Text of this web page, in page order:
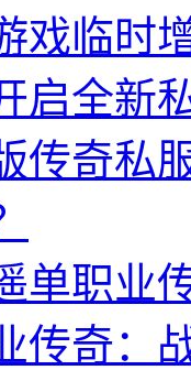
戏临时
启全新
传奇私
单职业
传奇：